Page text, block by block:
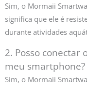
Sim, o Mormaii
significa que ele é
durante atividades
2. Posso conectar
meu smartphone?
Sim, o Mormaii